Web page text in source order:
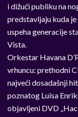
i dižući publiku na
predstavljaju kuda
uspeha generacije
Vista.
Orkestar Havana
vrhuncu: prethodni
najveći dosadašnji
poznatog Luisa
objavljeni DVD